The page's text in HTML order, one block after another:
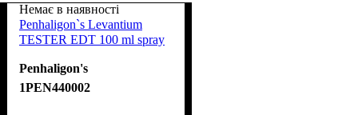
Немає в наявності
Penhaligon`s Levantium
TESTER EDT 100 ml spray
Penhaligon's
1PEN440002